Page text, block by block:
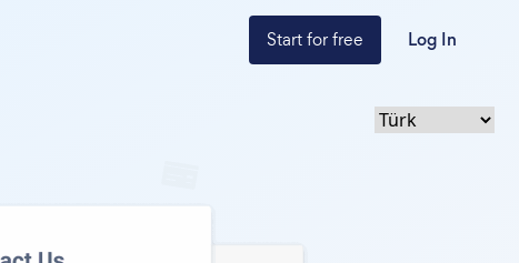
Start for free Log In